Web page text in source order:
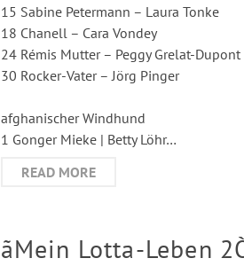
15 Sabine Petermann – Laura Tonke
18 Chanell – Cara Vondey
24 Rémis Mutter – Peggy Grelat-Dupont
30 Rocker-Vater – Jörg Pinger
afghanischer Windhund
1 Gonger Mieke | Betty Löhr…
READ MORE
ãMein Lotta-Leben